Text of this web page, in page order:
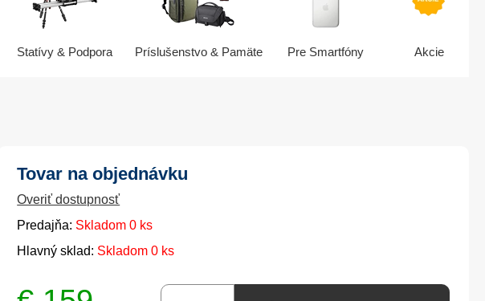
Statívy & Podpora Príslušenstvo & Pamäte Pre Smartfóny Akcie
Tovar na objednávku
Overiť dostupnosť
Predajňa: Skladom 0 ks
Hlavný sklad: Skladom 0 ks